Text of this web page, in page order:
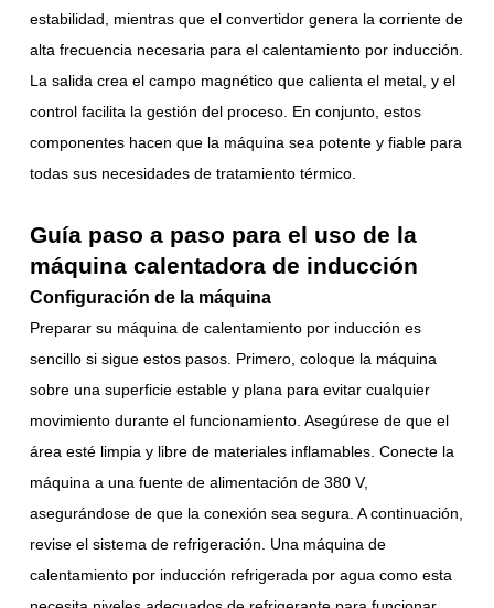
estabilidad, mientras que el convertidor genera la corriente de
alta frecuencia necesaria para el calentamiento por inducción.
La salida crea el campo magnético que calienta el metal, y el
control facilita la gestión del proceso. En conjunto, estos
componentes hacen que la máquina sea potente y fiable para
todas sus necesidades de tratamiento térmico.
Guía paso a paso para el uso de la
máquina calentadora de inducción
Configuración de la máquina
Preparar su máquina de calentamiento por inducción es
sencillo si sigue estos pasos. Primero, coloque la máquina
sobre una superficie estable y plana para evitar cualquier
movimiento durante el funcionamiento. Asegúrese de que el
área esté limpia y libre de materiales inflamables. Conecte la
máquina a una fuente de alimentación de 380 V,
asegurándose de que la conexión sea segura. A continuación,
revise el sistema de refrigeración. Una máquina de
calentamiento por inducción refrigerada por agua como esta